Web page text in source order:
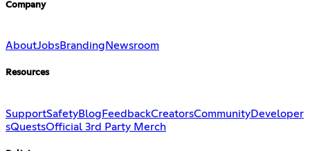
Company
AboutJobsBranding Newsroom
Resources
SupportSafetyBlog FeedbackCreatorsCommunityDeveloper
sQuestsOfficial 3rd Party Merch